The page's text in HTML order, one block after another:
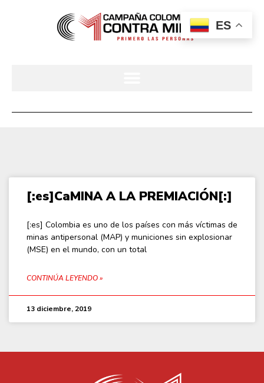
[:es]CaMINA A LA PREMIACIÓN[:]
[:es] Colombia es uno de los países con más víctimas de
minas antipersonal (MAP) y municiones sin explosionar
(MSE) en el mundo, con un total
CONTINÚA LEYENDO »
13 diciembre, 2019
ES